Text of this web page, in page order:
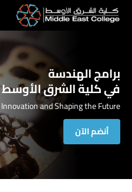
التخطي
برامج الهندسة
في كلية الشرق الأوسط
and Shaping the Future
أنضم الآن